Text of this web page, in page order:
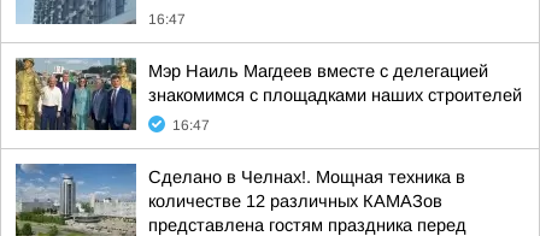
16:47
Мэр Наиль Магдеев вместе с делегацией
знакомимся с площадками наших строителей
16:47
Сделано в Челнах!. Мощная техника в
количестве 12 различных КАМАЗов
представлена гостям праздника перед